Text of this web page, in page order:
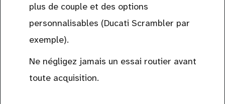
plus de couple et des options
personnalisables (Ducati Scrambler par
exemple).
Ne négligez jamais un essai routier avant
toute acquisition.